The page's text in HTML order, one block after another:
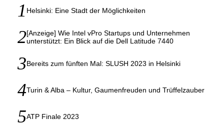
Helsinki: Eine Stadt der Möglichkeiten
[Anzeige] Wie Intel vPro Startups und Unternehmen
unterstützt: Ein Blick auf die Dell Latitude 7440
Bereits zum fünften Mal: SLUSH 2023 in Helsinki
Turin & Alba – Kultur, Gaumenfreuden und Trüffelzauber
ATP Finale 2023